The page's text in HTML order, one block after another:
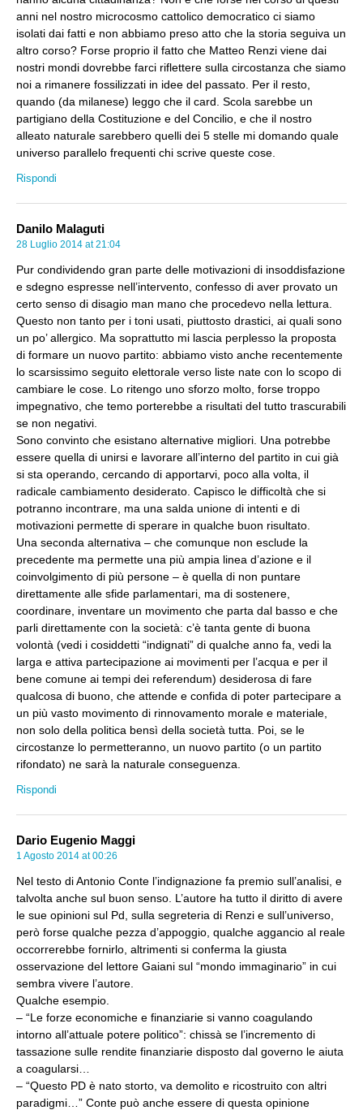
anni nel nostro microcosmo cattolico democratico ci siamo
isolati dai fatti e non abbiamo preso atto che la storia seguiva un
altro corso? Forse proprio il fatto che Matteo Renzi viene dai
nostri mondi dovrebbe farci riflettere sulla circostanza che siamo
noi a rimanere fossilizzati in idee del passato. Per il resto,
quando (da milanese) leggo che il card. Scola sarebbe un
partigiano della Costituzione e del Concilio, e che il nostro
alleato naturale sarebbero quelli dei 5 stelle mi domando quale
universo parallelo frequenti chi scrive queste cose.
Rispondi
Danilo Malaguti
28 Luglio 2014 at 21:04
Pur condividendo gran parte delle motivazioni di insoddisfazione
e sdegno espresse nell’intervento, confesso di aver provato un
certo senso di disagio man mano che procedevo nella lettura.
Questo non tanto per i toni usati, piuttosto drastici, ai quali sono
un po’ allergico. Ma soprattutto mi lascia perplesso la proposta
di formare un nuovo partito: abbiamo visto anche recentemente
lo scarsissimo seguito elettorale verso liste nate con lo scopo di
cambiare le cose. Lo ritengo uno sforzo molto, forse troppo
impegnativo, che temo porterebbe a risultati del tutto trascurabili
se non negativi.
Sono convinto che esistano alternative migliori. Una potrebbe
essere quella di unirsi e lavorare all’interno del partito in cui già
si sta operando, cercando di apportarvi, poco alla volta, il
radicale cambiamento desiderato. Capisco le difficoltà che si
potranno incontrare, ma una salda unione di intenti e di
motivazioni permette di sperare in qualche buon risultato.
Una seconda alternativa – che comunque non esclude la
precedente ma permette una più ampia linea d’azione e il
coinvolgimento di più persone – è quella di non puntare
direttamente alle sfide parlamentari, ma di sostenere,
coordinare, inventare un movimento che parta dal basso e che
parli direttamente con la società: c’è tanta gente di buona
volontà (vedi i cosiddetti “indignati” di qualche anno fa, vedi la
larga e attiva partecipazione ai movimenti per l’acqua e per il
bene comune ai tempi dei referendum) desiderosa di fare
qualcosa di buono, che attende e confida di poter partecipare a
un più vasto movimento di rinnovamento morale e materiale,
non solo della politica bensì della società tutta. Poi, se le
circostanze lo permetteranno, un nuovo partito (o un partito
rifondato) ne sarà la naturale conseguenza.
Rispondi
Dario Eugenio Maggi
1 Agosto 2014 at 00:26
Nel testo di Antonio Conte l’indignazione fa premio sull’analisi, e
talvolta anche sul buon senso. L’autore ha tutto il diritto di avere
le sue opinioni sul Pd, sulla segreteria di Renzi e sull’universo,
però forse qualche pezza d’appoggio, qualche aggancio al reale
occorrerebbe fornirlo, altrimenti si conferma la giusta
osservazione del lettore Gaiani sul “mondo immaginario” in cui
sembra vivere l’autore.
Qualche esempio.
– “Le forze economiche e finanziarie si vanno coagulando
intorno all’attuale potere politico”: chissà se l’incremento di
tassazione sulle rendite finanziarie disposto dal governo le aiuta
a coagularsi…
– “Questo PD è nato storto, va demolito e ricostruito con altri
paradigmi…” Conte può anche essere di questa opinione